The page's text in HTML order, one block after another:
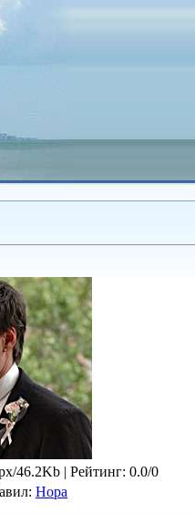
46.2Kb | Рейтинг: 0.0/0
: Нора